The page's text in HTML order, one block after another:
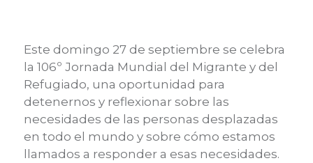
Este domingo 27 de septiembre se celebra
la 106º Jornada Mundial del Migrante y del
Refugiado, una oportunidad para
detenernos y reflexionar sobre las
necesidades de las personas desplazadas
en todo el mundo y sobre cómo estamos
llamados a responder a esas necesidades.